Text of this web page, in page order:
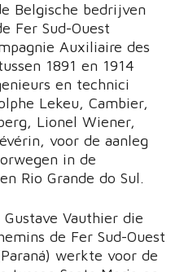
Belgische bedrijven
Fer Sud-Ouest
Auxiliaire des
1891 en 1914
en technici
Lekeu, Cambier,
Lionel Wiener,
voor de aanleg
in de
Rio Grande do Sul.
Vauthier die
de Fer Sud-Ouest
werkte voor de